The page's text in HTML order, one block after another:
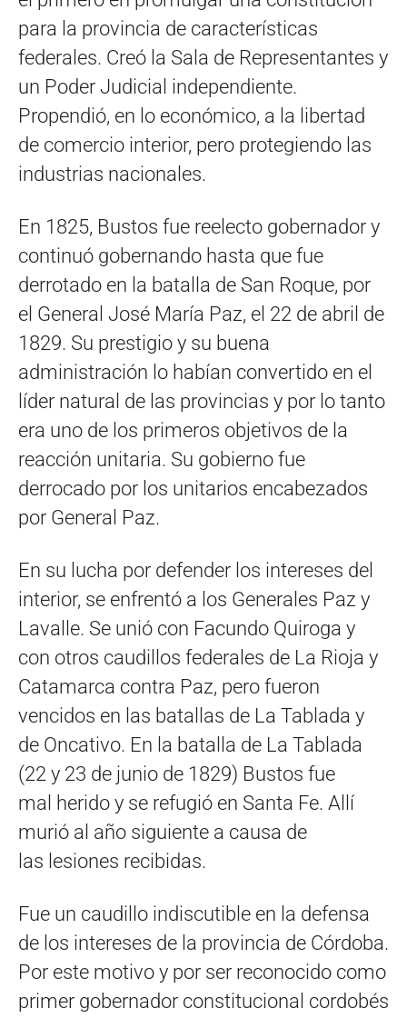
para la provincia de características
federales. Creó la Sala de Representantes y
un Poder Judicial independiente.
Propendió, en lo económico, a la libertad
de comercio interior, pero protegiendo las
industrias nacionales.
En 1825, Bustos fue reelecto gobernador y
continuó gobernando hasta que fue
derrotado en la batalla de San Roque, por
el General José María Paz, el 22 de abril de
1829. Su prestigio y su buena
administración lo habían convertido en el
líder natural de las provincias y por lo tanto
era uno de los primeros objetivos de la
reacción unitaria. Su gobierno fue
derrocado por los unitarios encabezados
por General Paz.
En su lucha por defender los intereses del
interior, se enfrentó a los Generales Paz y
Lavalle. Se unió con Facundo Quiroga y
con otros caudillos federales de La Rioja y
Catamarca contra Paz, pero fueron
vencidos en las batallas de La Tablada y
de Oncativo. En la batalla de La Tablada
(22 y 23 de junio de 1829) Bustos fue
mal herido y se refugió en Santa Fe. Allí
murió al año siguiente a causa de
las lesiones recibidas.
Fue un caudillo indiscutible en la defensa
de los intereses de la provincia de Córdoba.
Por este motivo y por ser reconocido como
primer gobernador constitucional cordobés